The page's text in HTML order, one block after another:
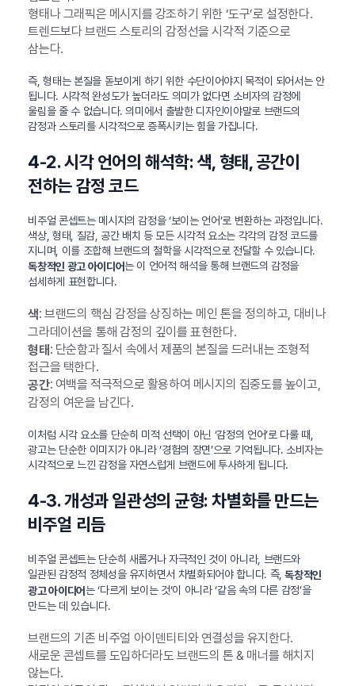
형태나 그래픽은 메시지를 강조하기 위한 ‘도구’로 설정한다.
트렌드보다 브랜드 스토리의 감정선을 시각적 기준으로
삼는다.
즉, 형태는 본질을 돋보이게 하기 위한 수단이어야지 목적이 되어서는 안
됩니다. 시각적 완성도가 높더라도 의미가 없다면 소비자의 감정에
울림을 줄 수 없습니다. 의미에서 출발한 디자인이야말로 브랜드의
감정과 스토리를 시각적으로 증폭시키는 힘을 가집니다.
4-2. 시각 언어의 해석학: 색, 형태, 공간이
전하는 감정 코드
비주얼 콘셉트는 메시지의 감정을 ‘보이는 언어’로 변환하는 과정입니다.
색상, 형태, 질감, 공간 배치 등 모든 시각적 요소는 각각의 감정 코드를
지니며, 이를 조합해 브랜드의 철학을 시각적으로 전달할 수 있습니다.
독창적인 광고 아이디어는 이 언어적 해석을 통해 브랜드의 감정을
섬세하게 표현합니다.
색: 브랜드의 핵심 감정을 상징하는 메인 톤을 정의하고, 대비나
그라데이션을 통해 감정의 깊이를 표현한다.
형태 : 단순함과 질서 속에서 제품의 본질을 드러내는 조형적
접근을 택한다.
공간: 여백을 적극적으로 활용하여 메시지의 집중도를 높이고,
감정의 여운을 남긴다.
이처럼 시각 요소를 단순히 미적 선택이 아닌 ‘감정의 언어’로 다룰 때,
광고는 단순한 이미지가 아니라 ‘경험의 장면’으로 기억됩니다. 소비자는
시각적으로 느낀 감정을 자연스럽게 브랜드에 투사하게 됩니다.
4-3. 개성과 일관성의 균형: 차별화를 만드는
비주얼 리듬
비주얼 콘셉트는 단순히 새롭거나 자극적인 것이 아니라, 브랜드와
일관된 감정적 정체성을 유지하면서 차별화되어야 합니다. 즉,독창적인
광고 아이디어 는 ‘다르게 보이는 것’이 아니라 ‘같음 속의 다른 감정’을
만드는 데 있습니다.
브랜드의 기존 비주얼 아이덴티티와 연결성을 유지한다.
새로운 콘셉트를 도입하더라도 브랜드의 톤 & 매너를 해치지
않는다.